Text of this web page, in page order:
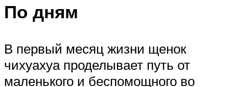
По дням
В первый месяц жизни щенок
чихуахуа проделывает путь от
маленького и беспомощного во